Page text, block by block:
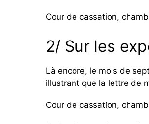
Cour de cassation,
2/ Sur les
Là encore, le mois de
illustrant que la lettre de
Cour de cassation,